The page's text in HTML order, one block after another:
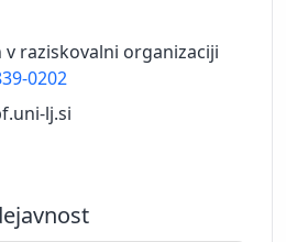
v raziskovalni organizaciji
0202
lj.si